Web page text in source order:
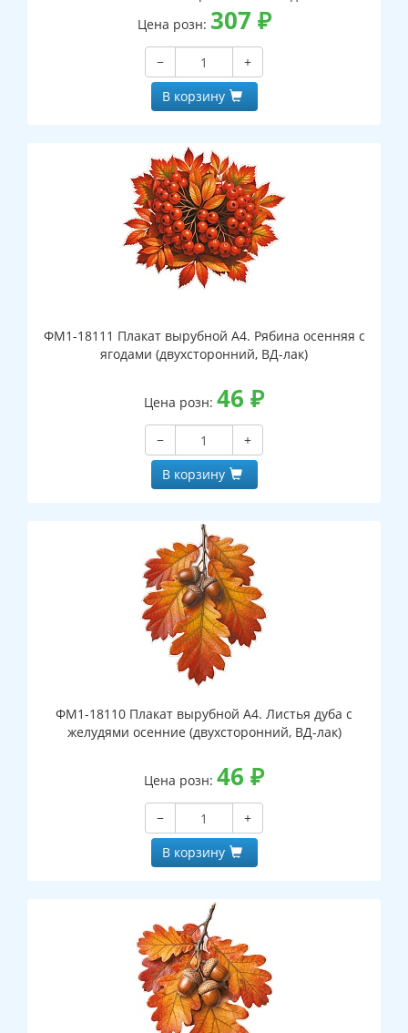
Цена розн: 307 ₽
−
+
В корзину
ФМ1-18111 Плакат вырубной А4. Рябина осенняя с
ягодами (двухсторонний, ВД-лак)
Цена розн: 46 ₽
−
+
В корзину
ФМ1-18110 Плакат вырубной А4. Листья дуба с
желудями осенние (двухсторонний, ВД-лак)
Цена розн: 46 ₽
−
+
В корзину